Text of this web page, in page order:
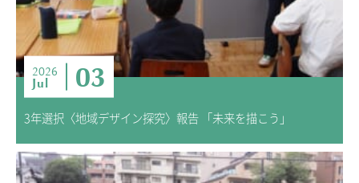
2026
Jul 03
3年選択〈地域デザイン探究〉報告 「未来を描こう」